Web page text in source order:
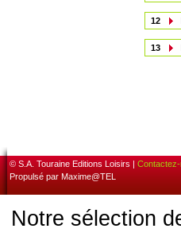
12
13
© S.A. Touraine Editions Loisirs |
Propulsé par Maxime@TEL
Notre sélection